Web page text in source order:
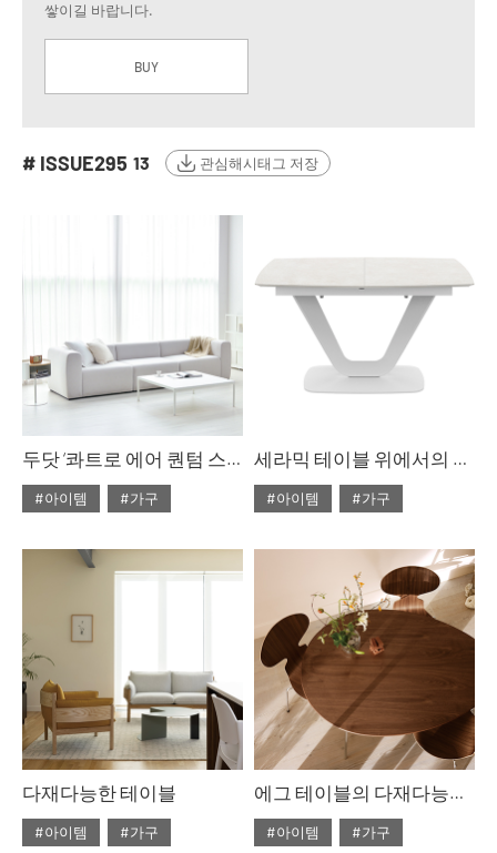
쌓이길 바랍니다.
BUY
# ISSUE295 13 관심해시태그 저장
두닷 ‘콰트로 에어 퀀텀 스퀘어 페닉스 소파 테이블
#아이템
#가구
#ISSUE283
세라믹 테이블 위에서의 만찬
#아이템
#가구
#테이블
다재다능한 테이블
#아이템
#가구
에그 테이블의 다재다능한 아름다움
#아이템
#가구